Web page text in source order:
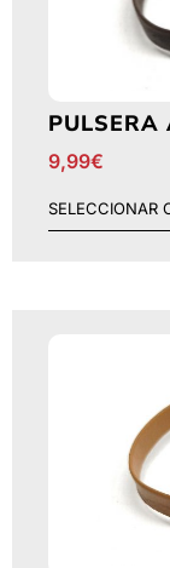
PULSERA
9,99€
SELECCIONAR